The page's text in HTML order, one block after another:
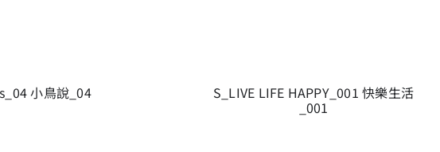
小鳥說_04 S_LIVE LIFE HAPPY_001 快樂生活
_001